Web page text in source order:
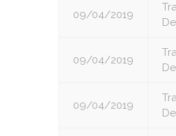
09/04/2019
09/04/2019
09/04/2019